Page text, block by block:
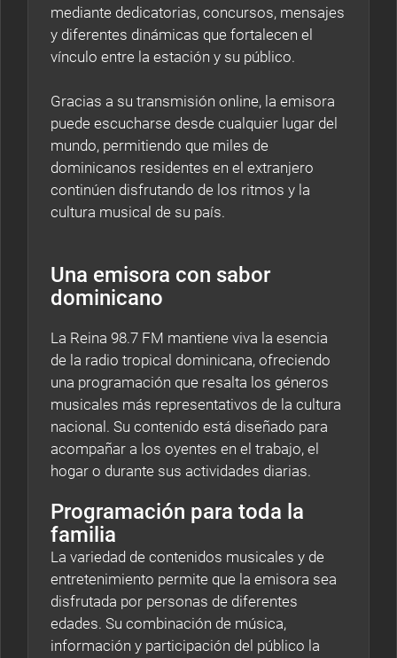
mediante dedicatorias, concursos, mensajes
y diferentes dinámicas que fortalecen el
vínculo entre la estación y su público.
Gracias a su transmisión online, la emisora
puede escucharse desde cualquier lugar del
mundo, permitiendo que miles de
dominicanos residentes en el extranjero
continúen disfrutando de los ritmos y la
cultura musical de su país.
Una emisora con sabor
dominicano
La Reina 98.7 FM mantiene viva la esencia
de la radio tropical dominicana, ofreciendo
una programación que resalta los géneros
musicales más representativos de la cultura
nacional. Su contenido está diseñado para
acompañar a los oyentes en el trabajo, el
hogar o durante sus actividades diarias.
Programación para toda la
familia
La variedad de contenidos musicales y de
entretenimiento permite que la emisora sea
disfrutada por personas de diferentes
edades. Su combinación de música,
información y participación del público la